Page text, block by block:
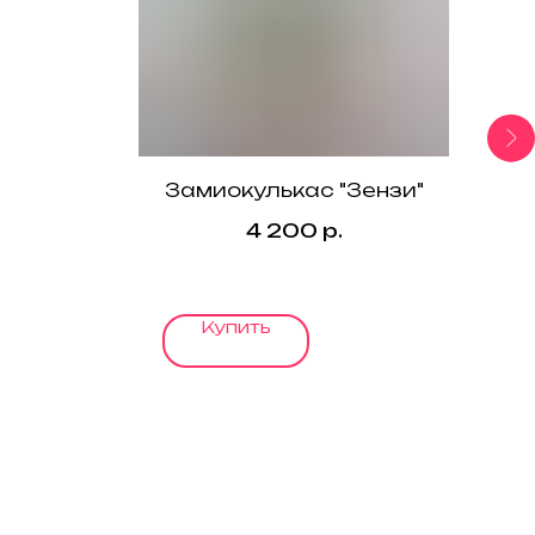
Замиокулькас "Зензи"
4 200 р.
Купить